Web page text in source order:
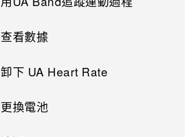
將UA Heart Rate與UA Record
查看數據
卸下 UA Heart Rate
更換電池